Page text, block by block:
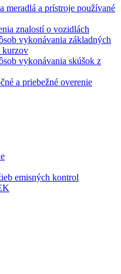
meradlá a prístroje používané
znalostí o vozidlách
vykonávania základných
kurzov
vykonávania skúšok z
a priebežné overenie
emisných kontrol